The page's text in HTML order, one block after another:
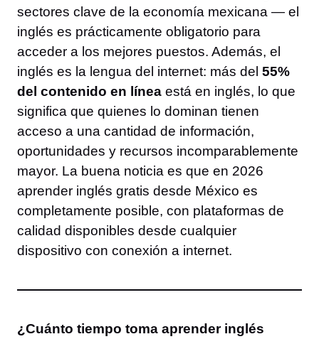
sectores clave de la economía mexicana — el
inglés es prácticamente obligatorio para
acceder a los mejores puestos. Además, el
inglés es la lengua del internet: más del 55%
del contenido en línea está en inglés, lo que
significa que quienes lo dominan tienen
acceso a una cantidad de información,
oportunidades y recursos incomparablemente
mayor. La buena noticia es que en 2026
aprender inglés gratis desde México es
completamente posible, con plataformas de
calidad disponibles desde cualquier
dispositivo con conexión a internet.
¿Cuánto tiempo toma aprender inglés